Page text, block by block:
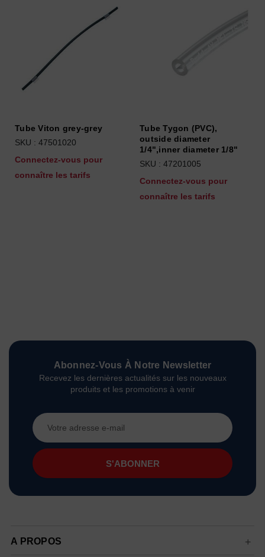
Tube Viton grey-grey
SKU : 47501020
Connectez-vous pour
connaître les tarifs
Tube Tygon (PVC),
outside diameter
1/4",inner diameter 1/8"
SKU : 47201005
Connectez-vous pour
connaître les tarifs
Abonnez-Vous À Notre Newsletter
Recevez les dernières actualités sur les nouveaux
produits et les promotions à venir
Adresse
e-
mail
A PROPOS